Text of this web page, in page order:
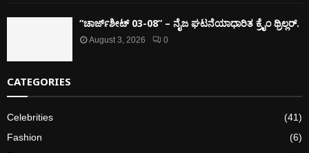
“ಚಾರ್ಜ್‌ಶೀಟ್ 03-08” – ನೈಜ ಘಟನೆಯಾಧಾರಿತ ಕ್ರೈಂ ಥ್ರಿಲ್ಲರ್.
August 3, 2026 0
CATEGORIES
Celebrities
(41)
Fashion
(6)